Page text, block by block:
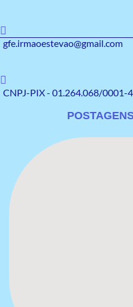
gfe.irmaoestevao@gmail.com
CNPJ-PIX - 01.264.068/0001-